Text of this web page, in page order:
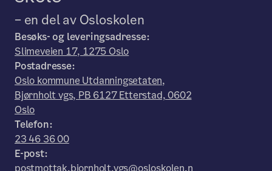
– en del av Osloskolen
Besøks- og leveringsadresse:
Slimeveien 17, 1275 Oslo
Postadresse:
Oslo kommune Utdanningsetaten,
Bjørnholt vgs, PB 6127 Etterstad, 0602
Oslo
Telefon:
23 46 36 00
E-post: